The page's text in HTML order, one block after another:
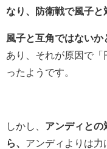
なり、防衛戦で風子と
風子と互角ではないか
あり、それが原因で
ったようです。
しかし、 アンディとの
ら、 アンディよりは力